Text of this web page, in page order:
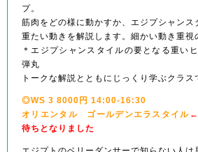
プ。
筋肉をどの様に動かすか、エジプシャンス
重たい動きを解説します。細かい動き重視
＊エジプシャンスタイルの要となる重い
弾丸
トークな解説とともにじっくり学ぶクラス
◎WS 3 8000円 14:00-16:30
オリエンタル ゴールデンエラスタイル
待ちとなりました